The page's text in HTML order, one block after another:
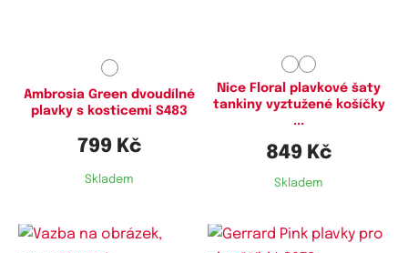
Ambrosia Green dvoudílné
plavky s kosticemi S483
799 Kč
Skladem
Nice Floral plavkové šaty
tankiny vyztužené košíčky
...
849 Kč
Skladem